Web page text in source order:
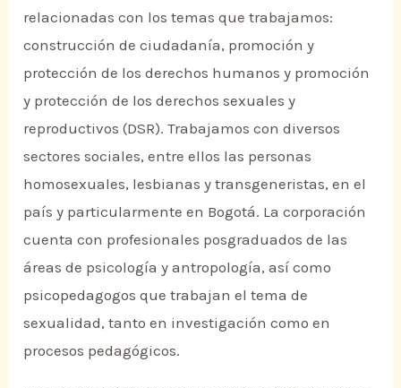
relacionadas con los temas que trabajamos:
construcción de ciudadanía, promoción y
protección de los derechos humanos y promoción
y protección de los derechos sexuales y
reproductivos (DSR). Trabajamos con diversos
sectores sociales, entre ellos las personas
homosexuales, lesbianas y transgeneristas, en el
país y particularmente en Bogotá. La corporación
cuenta con profesionales posgraduados de las
áreas de psicología y antropología, así como
psicopedagogos que trabajan el tema de
sexualidad, tanto en investigación como en
procesos pedagógicos.